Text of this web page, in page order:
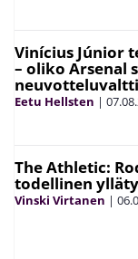
Vinícius Júnior
– oliko Arsenal
Eetu Hellsten |
The Athletic:
todellinen
Vinski Virtanen |